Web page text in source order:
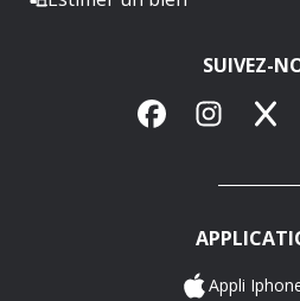
SUIVEZ-
FacebookInstagram
X
Appli